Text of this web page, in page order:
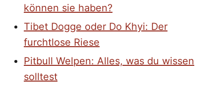
können sie haben?
Tibet Dogge oder Do Khyi: Der
furchtlose Riese
Pitbull Welpen: Alles, was du wissen
solltest